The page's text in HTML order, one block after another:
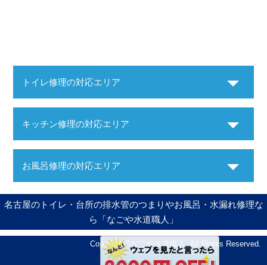
トイレ修理の対応エリア
キッチン修理の対応エリア
お風呂修理の対応エリア
名古屋のトイレ・台所の排水管のつまりやお風呂・水漏れ修理な
ら「なごや水道職人」
Copyright © なごや水道職人. All Rights Reserved.